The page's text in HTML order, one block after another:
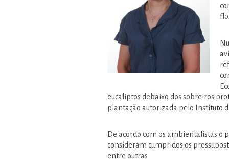
eucaliptos debaixo dos sobreiros
plantação autorizada pelo Instituto
De acordo com os ambientalistas o
consideram cumpridos os
entre outras